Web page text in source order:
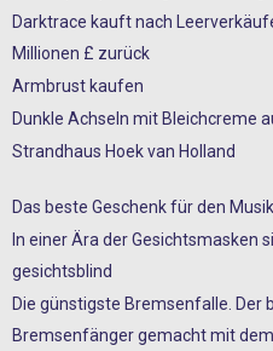
Darktrace kauft nach
Millionen £ zurück
Armbrust kaufen
Dunkle Achseln mit Bleichcreme
Strandhaus Hoek van Holland
Das beste Geschenk für den
In einer Ära der Gesichtsmasken
gesichtsblind
Die günstigste Bremsenfalle. Der
Bremsenfänger gemacht mit